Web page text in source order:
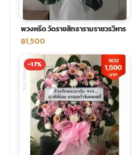
tpdecorate ปูพื้น
พวงหรีด วัดราชสิทธารามราชวรวิหาร
฿1,500
-17%